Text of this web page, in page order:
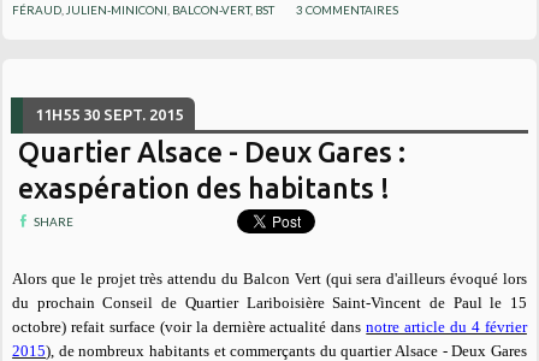
FÉRAUD JULIEN-MINICONI BALCON-VERT, BST 3 COMMENTAIRES
11H55 30 SEPT. 2015
Quartier Alsace - Deux Gares :
exaspération des habitants !
SHARE
Alors que le projet très attendu du Balcon Vert (qui sera d'ailleurs évoqué lors
du prochain Conseil de Quartier Lariboisière Saint-Vincent de Paul le 15
octobre) refait surface (voir la dernière actualité dans notre article du 4 février
2015), de nombreux habitants et commerçants du quartier Alsace - Deux Gares